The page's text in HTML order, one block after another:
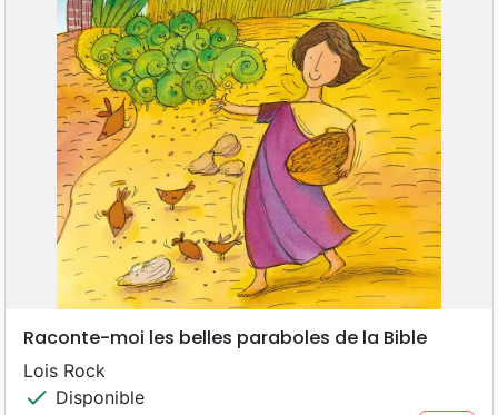
Raconte-moi les belles paraboles de la Bible
Lois Rock
check Disponible